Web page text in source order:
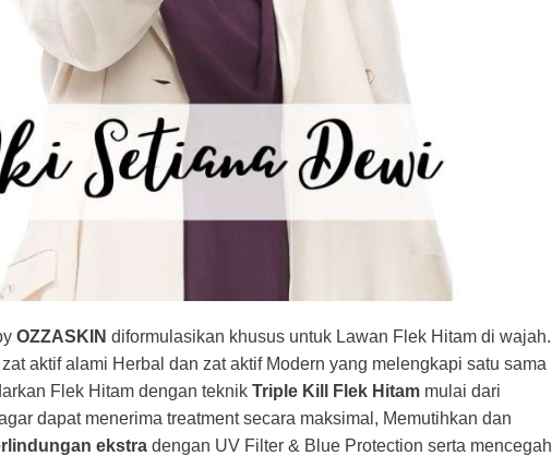
OZZASKIN diformulasikan khusus untuk Lawan Flek Hitam di wajah.
aktif alami Herbal dan zat aktif Modern yang melengkapi satu sama
Flek Hitam dengan teknik Triple Kill Flek Hitam mulai dari
dapat menerima treatment secara maksimal, Memutihkan dan
ekstra dengan UV Filter & Blue Protection serta mencegah